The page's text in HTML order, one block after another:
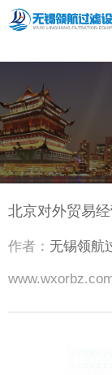
北京对外贸易
作者： 无锡领航